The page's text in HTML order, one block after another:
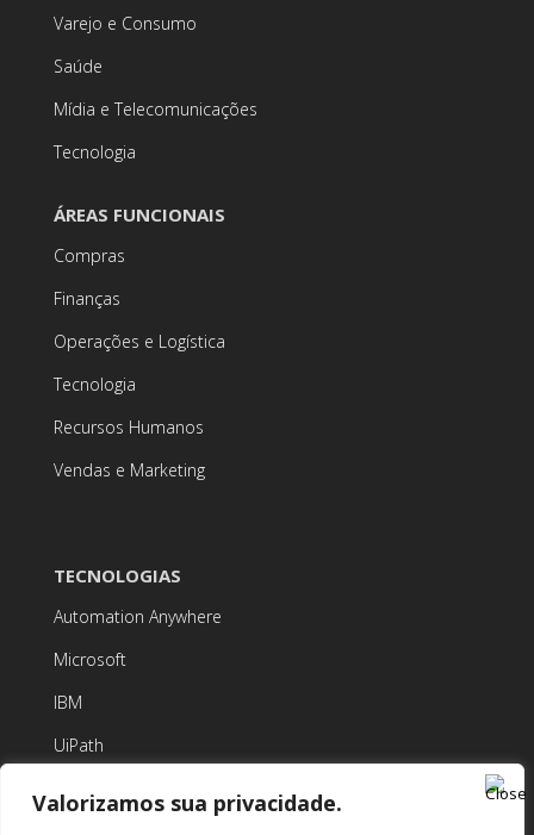
Valorizamos sua privacidade.
Varejo e Consumo
Saúde
Mídia e Telecomunicações
Tecnologia
ÁREAS FUNCIONAIS
Compras
Finanças
Operações e Logística
Tecnologia
Recursos Humanos
Vendas e Marketing
TECNOLOGIAS
Automation Anywhere
Microsoft
IBM
UiPath